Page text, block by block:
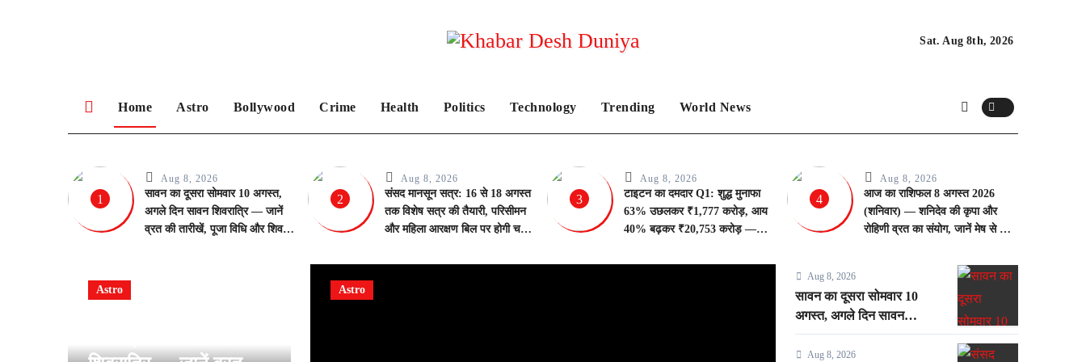
Sat. Aug 8th, 2026
Home Astro Bollywood Crime Health Politics Technology Trending World News
1
Aug 8, 2026
सावन का दूसरा सोमवार 10 अगस्त,
अगले दिन सावन शिवरात्रि — जानें
व्रत की तारीखें, पूजा विधि और शिव
2
Aug 8, 2026
संसद मानसून सत्र: 16 से 18 अगस्त
तक विशेष सत्र की तैयारी, परिसीमन
और महिला आरक्षण बिल पर होगी चर्चा
3
Aug 8, 2026
टाइटन का दमदार Q1: शुद्ध मुनाफा
63% उछलकर ₹1,777 करोड़, आय
40% बढ़कर ₹20,753 करोड़ —
4
Aug 8, 2026
आज का राशिफल 8 अगस्त 2026
(शनिवार) — शनिदेव की कृपा और
रोहिणी व्रत का संयोग, जानें मेष से मीन
Astro Astro Politics
Aug 8, 2026
सावन का दूसरा सोमवार 10
अगस्त, अगले दिन सावन
शिवरात्रि — जानें व्रत की
तारीखें, पूजा विधि और शिव भक्ति
Aug 8, 2026